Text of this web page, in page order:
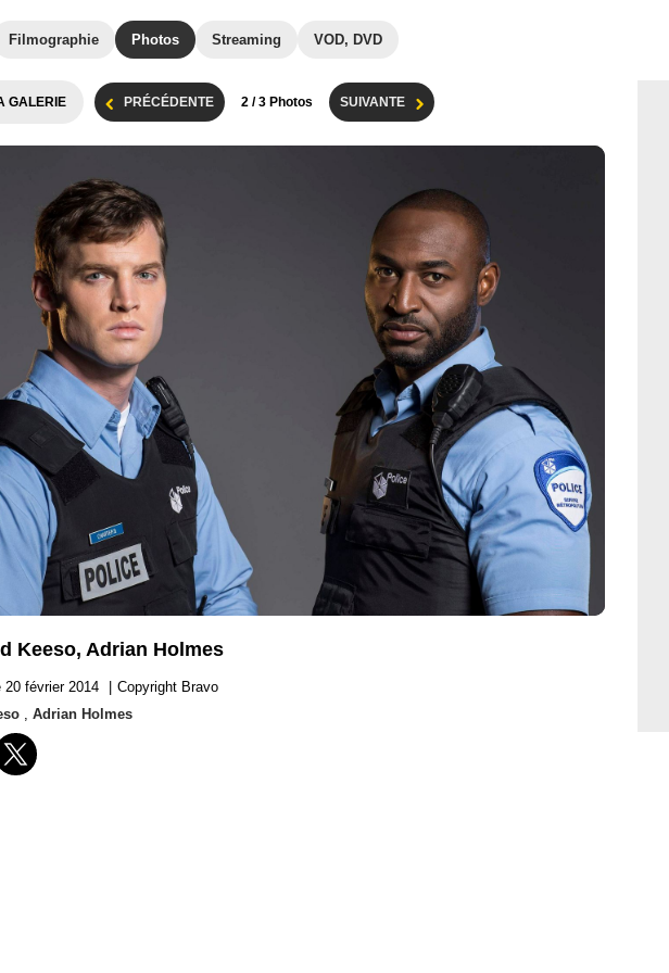
Filmographie Photos Streaming VOD, DVD
GALERIE PRÉCÉDENTE 2 / 3 Photos SUIVANTE
Keeso, Adrian Holmes
20 février 2014
Copyright Bravo
, Adrian Holmes